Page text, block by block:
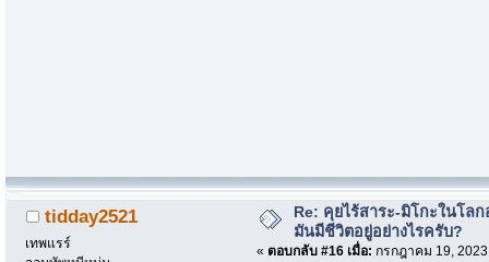
tidday2521
เทพแรร์
Re: คุยไร้สาระ-มิโกะในโลก
มันมีชีวิตอยู่อย่างไรครับ?
« ตอบกลับ #16 เมื่อ: กรกฎาคม 19,